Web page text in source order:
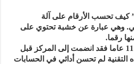
كيف تحسب الأرقام على آلة
وهي عبارة عن خشبة تحتوي على
رقما.
أما جويل التي تبلغ اليوم 11 عاما فقد انضمت إلى المركز قبل
لم تحسن أدائي في الحسابات